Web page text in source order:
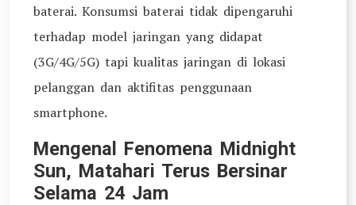
baterai. Konsumsi baterai tidak dipengaruhi
terhadap model jaringan yang didapat
(3G/4G/5G) tapi kualitas jaringan di lokasi
pelanggan dan aktifitas penggunaan
smartphone.
Mengenal Fenomena Midnight
Sun, Matahari Terus Bersinar
Selama 24 Jam